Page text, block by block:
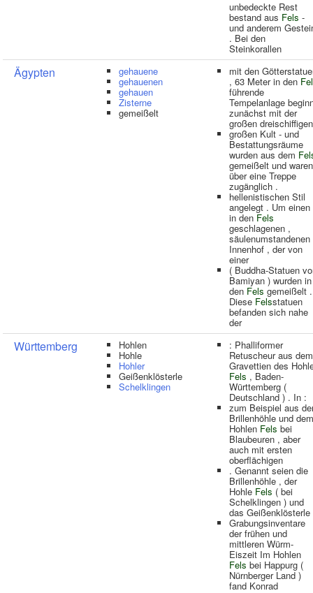
unbedeckte Rest
bestand aus Fels -
und anderem
. Bei den
Steinkorallen
Ägypten gehauene
gehauenen
gehauen
Zisterne
gemeißelt
mit den
, 63 Meter in den
führende
Tempelanlage
zunächst mit der
großen dreischiffigen
großen Kult - und
Bestattungsräume
wurden aus dem
gemeißelt und waren
über eine Treppe
zugänglich .
hellenistischen Stil
angelegt . Um einen
in den Fels
geschlagenen ,
säulenumstandenen
Innenhof , der von
einer
( Buddha-Statuen
Bamiyan ) wurden in
den Fels gemeißelt .
Diese Felsstatuen
befanden sich nahe
der
Württemberg Hohlen
Hohle
Hohler
Geißenklösterle
Schelklingen
: Phalliformer
Retuscheur aus dem
Gravettien des
Fels , Baden-
Württemberg (
Deutschland ) . In :
zum Beispiel aus
Brillenhöhle und dem
Hohlen Fels bei
Blaubeuren , aber
auch mit ersten
oberflächigen
. Genannt seien die
Brillenhöhle , der
Hohle Fels ( bei
Schelklingen ) und
das Geißenklösterle
Grabungsinventare
der frühen und
mittleren Würm-
Eiszeit Im Hohlen
Fels bei Happurg (
Nürnberger Land )
fand Konrad